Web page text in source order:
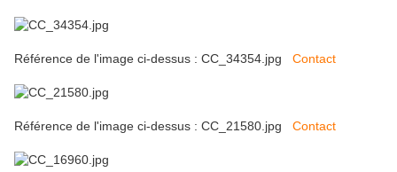
Référence de l'image ci-dessus : CC_34354.jpg Contact
Référence de l'image ci-dessus : CC_21580.jpg Contact